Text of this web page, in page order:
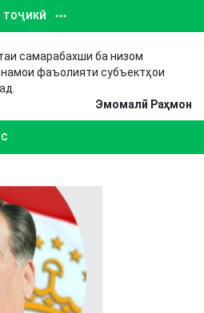
ТОҶИКӢ
самарабахши ба низом
фаъолияти субъектҳои
Эмомалӣ Раҳмон